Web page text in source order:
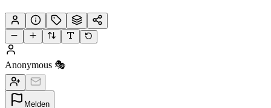
Anonymous 🎭
Melden